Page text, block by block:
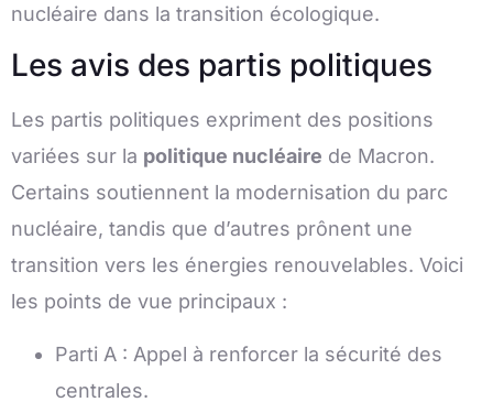
nucléaire dans la transition écologique.
Les avis des partis politiques
Les partis politiques expriment des positions
variées sur la politique nucléaire de Macron.
Certains soutiennent la modernisation du parc
nucléaire, tandis que d’autres prônent une
transition vers les énergies renouvelables. Voici
les points de vue principaux :
Parti A : Appel à renforcer la sécurité des
centrales.